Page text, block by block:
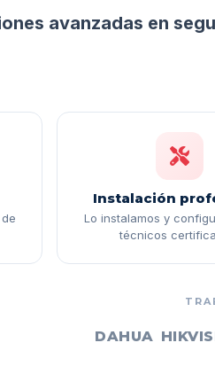
avanzadas en
Instalación
Lo instalamos y
técnicos
DAHUA